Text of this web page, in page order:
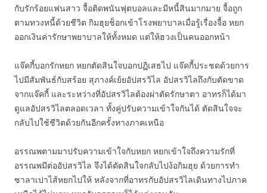
กับรักร้อยแฟนสาว จื้อติดพนันฟุตบอลและมีหนี้สินมากมาย จื้อถูก
ตามทวงหนี้ด้วยชีวิต กิมฮุยช็อกเข้าโรงพยาบาลเมื่อรู้เรื่องจื้อ หยก
ออกเงินค่ารักษาพยาบาลให้ทั้งหมด แต่ให้ฮวงเป็นคนออกหน้า
แจ๊คกี้บอกรักหยก หยกตัดสินใจบอกปฏิเสธไป แจ๊คกี้ประชดด้วยการ
ไปมีสัมพันธ์กับสร้อย สุภางค์เย้ยอัปสรวิไล อัปสรวิไลถึงกับตัดขาด
จากแจ๊คกี้ และระหว่างที่อัปสรวิไลต้องผ่าตัดรักษาตา อาทรก็ได้มา
ดูแลอัปสรวิไลตลอดเวลา ทั้งคู่ปรับความเข้าใจกันได้ ตัดสินใจจะ
กลับไปใช้ชีวิตด้วยกันอีกครั้งทางภาคเหนือ
อรรณพตามมาปรับความเข้าใจกับหยก หยกเข้าใจถึงความรักที่
อรรณพมีต่ออัปสรวิไล จึงได้ตัดสินใจกลับไปง้อกิมฮุย ด้วยการทำ
ซาลาเปาไส้หยกไปให้ หลังจากที่อาทรกับอัปสรวิไลเดินทางไปภาค